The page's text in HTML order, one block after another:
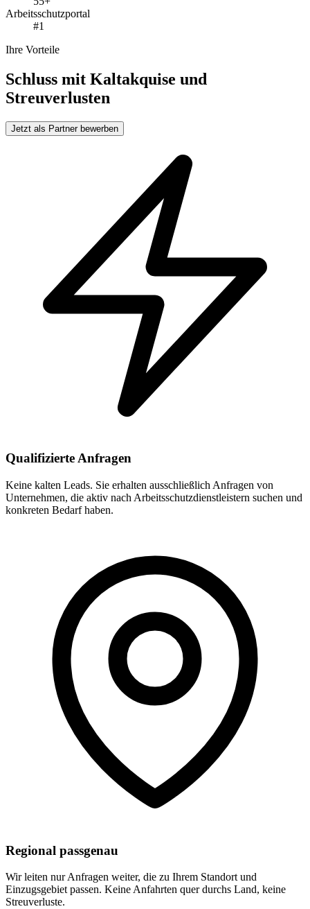
Arbeitsschutzportal
#1
Ihre Vorteile
Schluss mit Kaltakquise und
Streuverlusten
Jetzt als Partner bewerben
Qualifizierte Anfragen
Keine kalten Leads. Sie erhalten ausschließlich Anfragen von
Unternehmen, die aktiv nach Arbeitsschutzdienstleistern suchen und
konkreten Bedarf haben.
Regional passgenau
Wir leiten nur Anfragen weiter, die zu Ihrem Standort und
Einzugsgebiet passen. Keine Anfahrten quer durchs Land, keine
Streuverluste.